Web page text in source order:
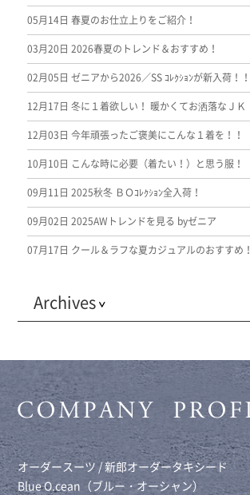
05月14日 春夏のお仕立上りをご紹介！
03月20日 2026春夏のトレンド＆おすすめ！
02月05日 ゼニアから2026／SS ｺﾚｸｼｮﾝが新入荷！！
12月17日 冬に１着欲しい！ 暖かくてお洒落なＪＫ
12月03日 今年頑張ったご褒美にこんな１着を！！
10月10日 こんな時に必要（着たい！）と思う服！
09月11日 2025秋冬 ＢＯｺﾚｸｼｮﾝ全入荷！
09月02日 2025AWトレンドを見る byゼニア
07月17日 クール＆ラフな夏カジュアルのおすすめ！
Archives
オーダースーツ / 新郎オーダータキシード
Blue O.cean（ブルー・オーシャン）